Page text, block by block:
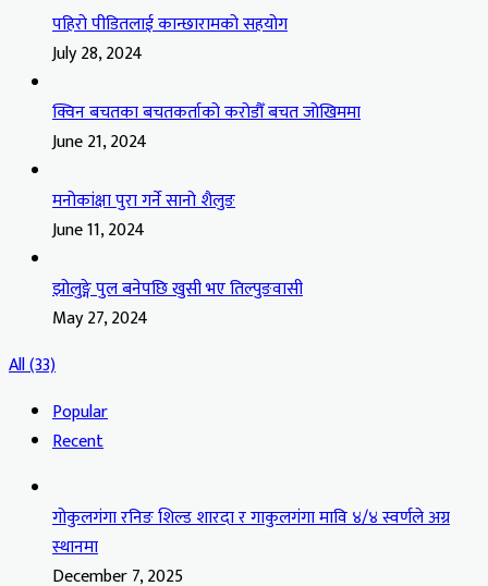
पहिरो पीडितलाई कान्छारामको सहयोग
July 28, 2024
क्विन बचतका बचतकर्ताको करोडौँ बचत जोखिममा
June 21, 2024
मनोकांक्षा पुरा गर्ने सानो शैलुङ
June 11, 2024
झोलुङ्गे पुल बनेपछि खुसी भए तिल्पुङवासी
May 27, 2024
All (33)
Popular
Recent
गोकुलगंगा रनिङ शिल्ड शारदा र गाकुलगंगा मावि ४/४ स्वर्णले अग्र
स्थानमा
December 7, 2025